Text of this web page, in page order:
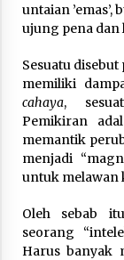
untaian
ujung pena dan
Sesuatu
memiliki
cahaya,
Pemikiran
memantik
menjadi
untuk melawan
Oleh sebab
seorang
Harus banyak